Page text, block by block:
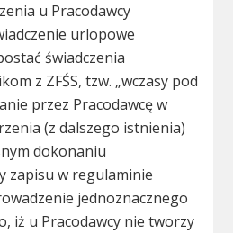
u Pracodawcy
urlopowe
świadczenia
z ZFŚS, tzw. „wczasy pod
przez Pracodawcę w
(z dalszego istnienia)
dokonaniu
zapisu w regulaminie
jednoznacznego
iż u Pracodawcy nie tworzy